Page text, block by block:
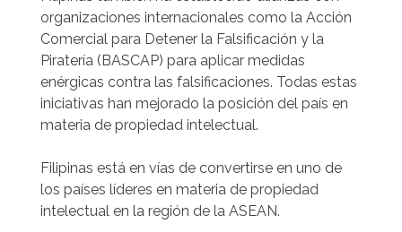
organizaciones internacionales como la Acción
Comercial para Detener la Falsificación y la
Piratería (BASCAP) para aplicar medidas
enérgicas contra las falsificaciones. Todas estas
iniciativas han mejorado la posición del país en
materia de propiedad intelectual.
Filipinas está en vías de convertirse en uno de
los países líderes en materia de propiedad
intelectual en la región de la ASEAN.